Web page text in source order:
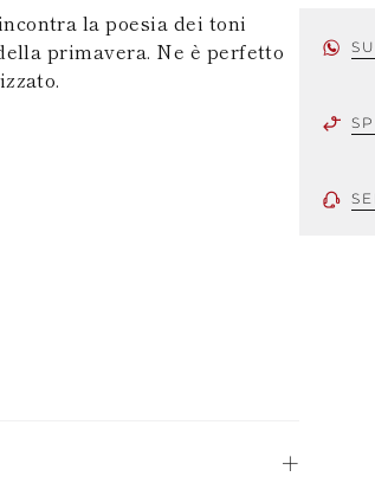
la poesia dei toni
primavera. Ne è perfetto